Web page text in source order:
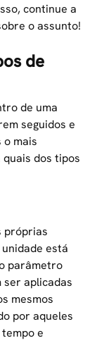
continue a
o assunto!
de
de uma
seguidos e
o mais
quais dos tipos
próprias
está
parâmetro
ser aplicadas
mesmos
por aqueles
e